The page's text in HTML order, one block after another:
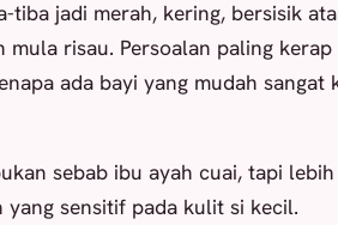
tiba jadi merah, kering, bersisik
mula risau. Persoalan paling
ada bayi yang mudah sangat
sebab ibu ayah cuai, tapi
sensitif pada kulit si kecil.